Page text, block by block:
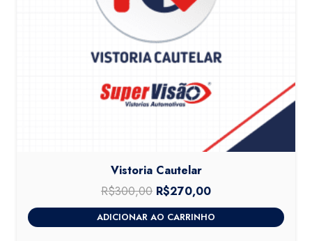
Vistoria Cautelar
R$300,00 O
preço
original
R$270,00
preço
atual
ADICIONAR AO CARRINHO